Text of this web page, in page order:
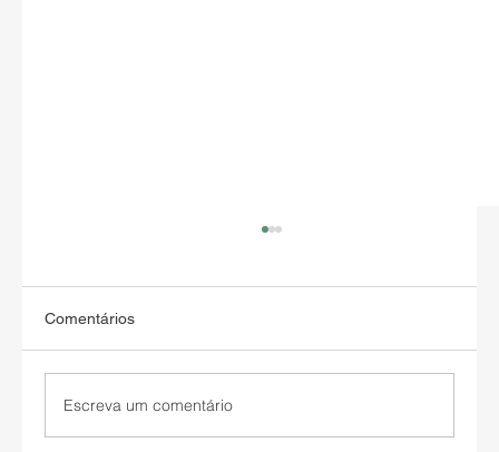
Comentários
Escreva um comentário